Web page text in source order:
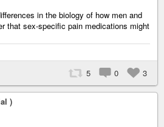
in the biology of how men and
that sex-specific pain medications might
5 0 3
)